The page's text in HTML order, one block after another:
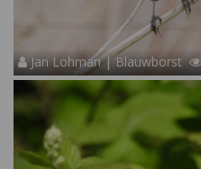
Jan Lohman | Blauwborst